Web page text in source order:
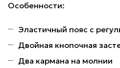
Особенности:
Эластичный пояс с
Двойная кнопочная
Два кармана на молнии